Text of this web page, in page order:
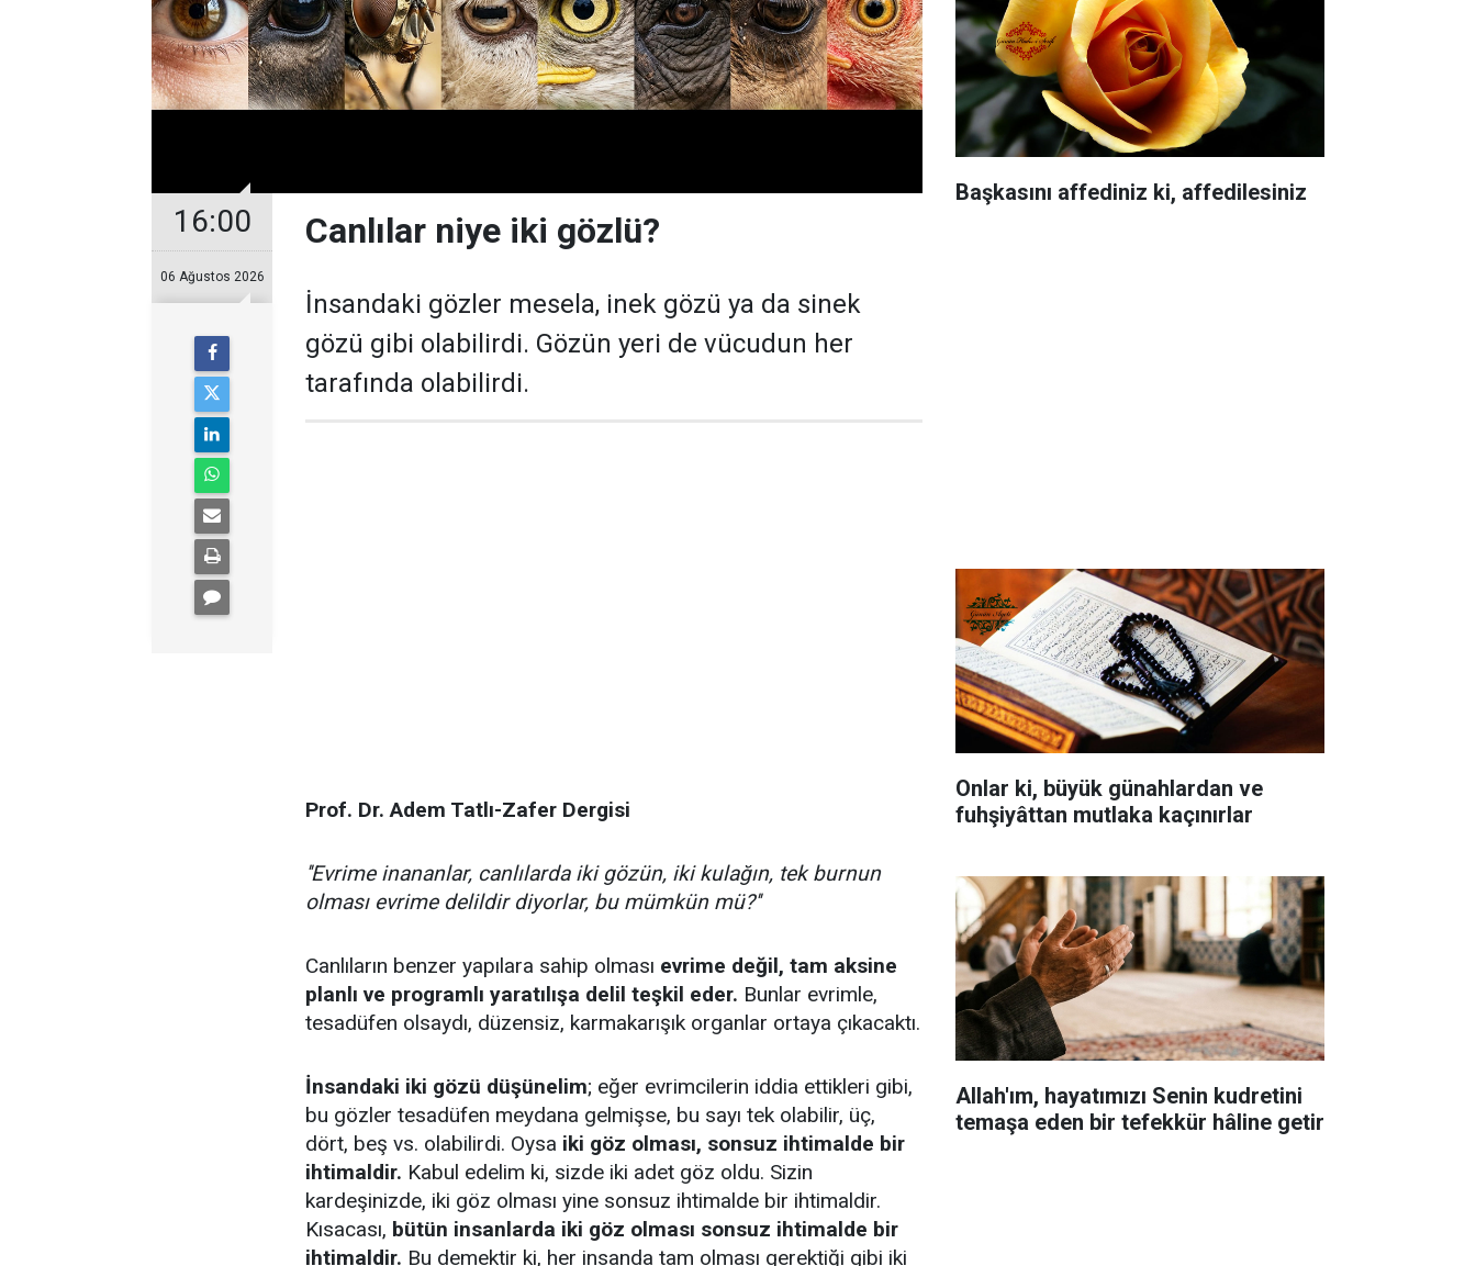
16:00
06 Ağustos 2026
Canlılar niye iki gözlü?
İnsandaki gözler mesela, inek gözü ya da sinek
gözü gibi olabilirdi. Gözün yeri de vücudun her
tarafında olabilirdi.
Prof. Dr. Adem Tatlı-Zafer Dergisi
''Evrime inananlar, canlılarda iki gözün, iki kulağın, tek burnun
olması evrime delildir diyorlar, bu mümkün mü?''
Canlıların benzer yapılara sahip olması evrime değil, tam aksine
planlı ve programlı yaratılışa delil teşkil eder. Bunlar evrimle,
tesadüfen olsaydı, düzensiz, karmakarışık organlar ortaya çıkacaktı.
İnsandaki iki gözü düşünelim; eğer evrimcilerin iddia ettikleri gibi,
bu gözler tesadüfen meydana gelmişse, bu sayı tek olabilir, üç,
dört, beş vs. olabilirdi. Oysa iki göz olması, sonsuz ihtimalde bir
ihtimaldir. Kabul edelim ki, sizde iki adet göz oldu. Sizin
kardeşinizde, iki göz olması yine sonsuz ihtimalde bir ihtimaldir.
Kısacası, bütün insanlarda iki göz olması sonsuz ihtimalde bir
ihtimaldir. Bu demektir ki, her insanda tam olması gerektiği gibi iki
Başkasını affediniz ki, affedilesiniz
Onlar ki, büyük günahlardan ve
fuhşiyâttan mutlaka kaçınırlar
Allah'ım, hayatımızı Senin kudretini
temaşa eden bir tefekkür hâline getir